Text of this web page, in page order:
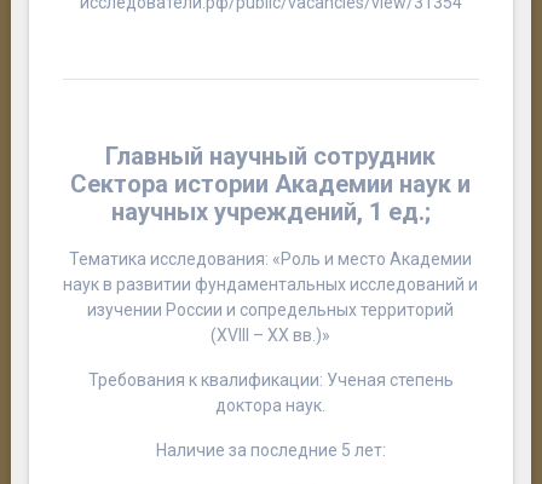
Главный научный сотрудник
Сектора истории Академии наук и
научных учреждений, 1 ед.;
Тематика исследования: «Роль и место Академии
наук в развитии фундаментальных исследований и
изучении России и сопредельных территорий
(XVIII – XX вв.)»
Требования к квалификации: Ученая степень
доктора наук.
Наличие за последние 5 лет: